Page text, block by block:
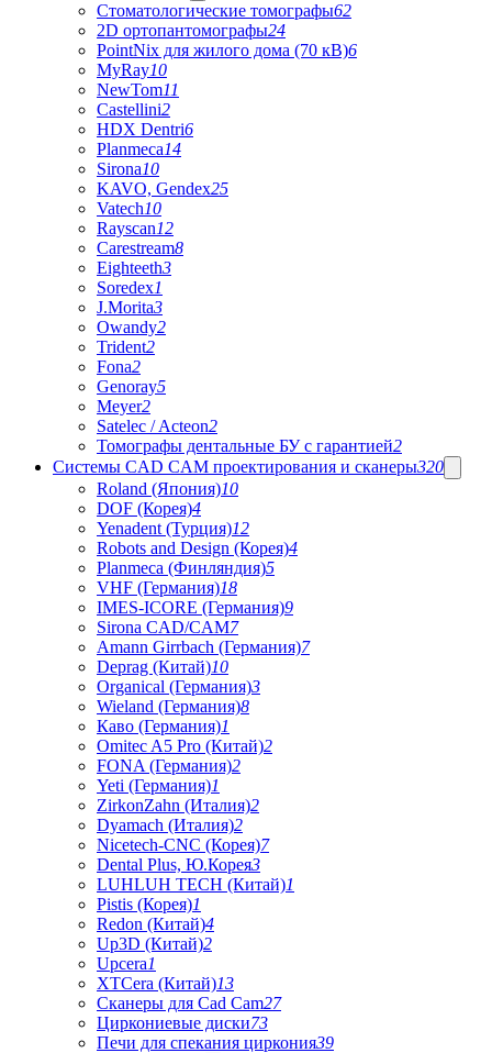
Стоматологические томографы62
2D ортопантомографы24
PointNix для жилого дома (70 кВ)6
MyRay10
NewTom11
Castellini2
HDX Dentri6
Planmeca14
Sirona10
KAVO, Gendex25
Vatech10
Rayscan12
Carestream8
Eighteeth3
Soredex1
J.Morita3
Owandy2
Trident2
Fona2
Genoray5
Meyer2
Satelec / Acteon2
Томографы дентальные БУ с гарантией2
Системы CAD CAM проектирования и сканеры320
Roland (Япония)10
DOF (Корея)4
Yenadent (Турция)12
Robots and Design (Корея)4
Planmeca (Финляндия)5
VHF (Германия)18
IMES-ICORE (Германия)9
Sirona CAD/CAM7
Amann Girrbach (Германия)7
Deprag (Китай)10
Organical (Германия)3
Wieland (Германия)8
Каво (Германия)1
Omitec A5 Pro (Китай)2
FONA (Германия)2
Yeti (Германия)1
ZirkonZahn (Италия)2
Dyamach (Италия)2
Nicetech-CNC (Корея)7
Dental Plus, Ю.Корея3
LUHLUH TECH (Китай)1
Pistis (Корея)1
Redon (Китай)4
Up3D (Китай)2
Upcera1
XTCera (Китай)13
Сканеры для Cad Cam27
Циркониевые диски73
Печи для спекания циркония39